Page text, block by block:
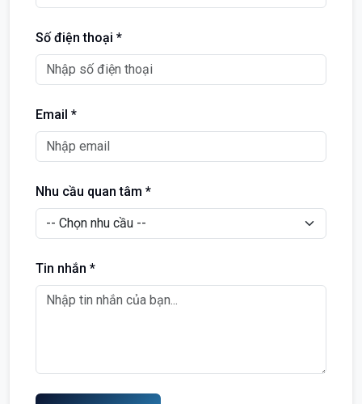
Số điện thoại *
Email *
Nhu cầu quan tâm *
Tin nhắn *